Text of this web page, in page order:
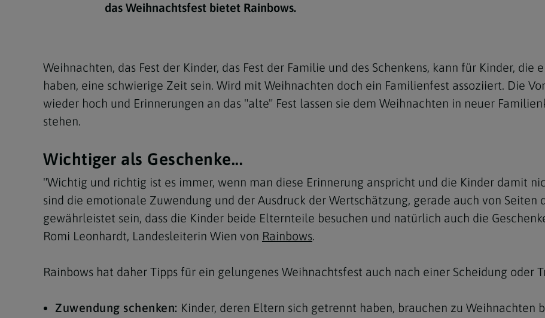
das Weihnachtsfest bietet Rainbows.
Weihnachten, das Fest der Kinder, das Fest der Familie und des Schenkens, kann für Kinder, die
haben, eine schwierige Zeit sein. Wird mit Weihnachten doch ein Familienfest assoziiert. Die
wieder hoch und Erinnerungen an das "alte" Fest lassen sie dem Weihnachten in neuer
stehen.
Wichtiger als Geschenke...
"Wichtig und richtig ist es immer, wenn man diese Erinnerung anspricht und die Kinder damit
sind die emotionale Zuwendung und der Ausdruck der Wertschätzung, gerade auch von
gewährleistet sein, dass die Kinder beide Elternteile besuchen und natürlich auch die
Romi Leonhardt, Landesleiterin Wien von Rainbows.
Rainbows hat daher Tipps für ein gelungenes Weihnachtsfest auch nach einer Scheidung oder
Zuwendung schenken: Kinder, deren Eltern sich getrennt haben, brauchen zu Weihnachten